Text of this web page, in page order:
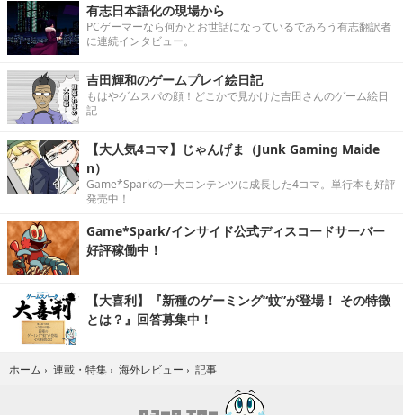
有志日本語化の現場から
PCゲーマーなら何かとお世話になっているであろう有志翻訳者
に連続インタビュー。
吉田輝和のゲームプレイ絵日記
もはやゲムスパの顔！どこかで見かけた吉田さんのゲーム絵日
記
【大人気4コマ】じゃんげま（Junk Gaming Maide
n）
Game*Sparkの一大コンテンツに成長した4コマ。単行本も好評
発売中！
Game*Spark/インサイド公式ディスコードサーバー
好評稼働中！
【大喜利】『新種のゲーミング“蚊”が登場！ その特徴
とは？』回答募集中！
ホーム › 連載・特集 › 海外レビュー › 記事